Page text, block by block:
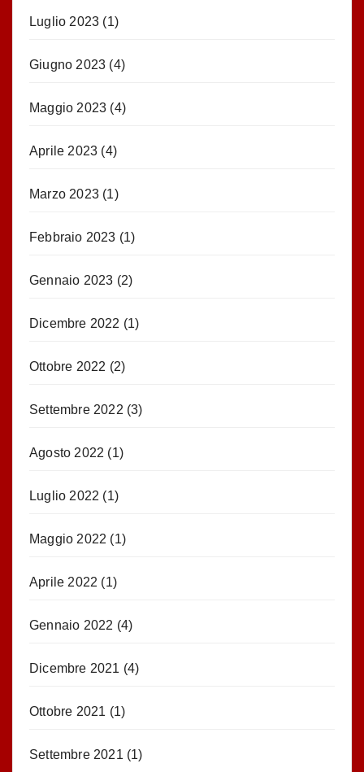
Luglio 2023 (1)
Giugno 2023 (4)
Maggio 2023 (4)
Aprile 2023 (4)
Marzo 2023 (1)
Febbraio 2023 (1)
Gennaio 2023 (2)
Dicembre 2022 (1)
Ottobre 2022 (2)
Settembre 2022 (3)
Agosto 2022 (1)
Luglio 2022 (1)
Maggio 2022 (1)
Aprile 2022 (1)
Gennaio 2022 (4)
Dicembre 2021 (4)
Ottobre 2021 (1)
Settembre 2021 (1)